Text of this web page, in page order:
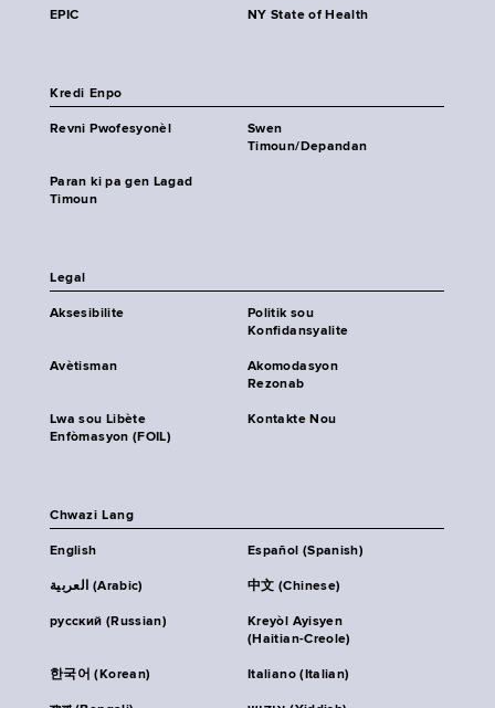
EPIC NY State of Health
Kredi Enpo
Revni Pwofesyonèl
Swen
Timoun/Depandan
Paran ki pa gen Lagad
Timoun
Legal
Aksesibilite
Politik sou
Konfidansyalite
Avètisman
Akomodasyon
Rezonab
Lwa sou Libète
Enfòmasyon (FOIL)
Kontakte Nou
Chwazi Lang
English Español (Spanish)
العربية (Arabic) 中文 (Chinese)
русский (Russian)
Kreyòl Ayisyen
(Haitian-Creole)
한국어 (Korean) Italiano (Italian)